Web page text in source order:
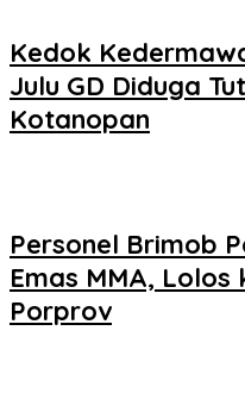
Kedok
Julu GD Diduga
Kotanopan
Personel Brimob
Emas MMA,
Porprov